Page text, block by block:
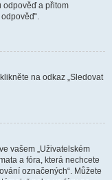
odpověď a přitom
na odkaz „Sledovat
vašem „Uživatelském
a fóra, která nechcete
označených“. Můžete